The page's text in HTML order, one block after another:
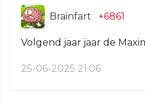
Brainfart +6861
Volgend jaar jaar de
25-06-2025 21:06